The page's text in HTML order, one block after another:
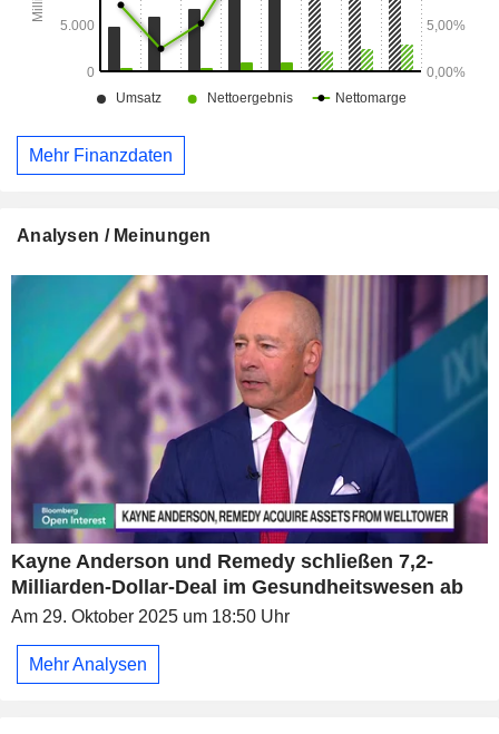
Mehr Finanzdaten
Analysen / Meinungen
Kayne Anderson und Remedy schließen 7,2-
Milliarden-Dollar-Deal im Gesundheitswesen ab
Am 29. Oktober 2025 um 18:50 Uhr
Mehr Analysen